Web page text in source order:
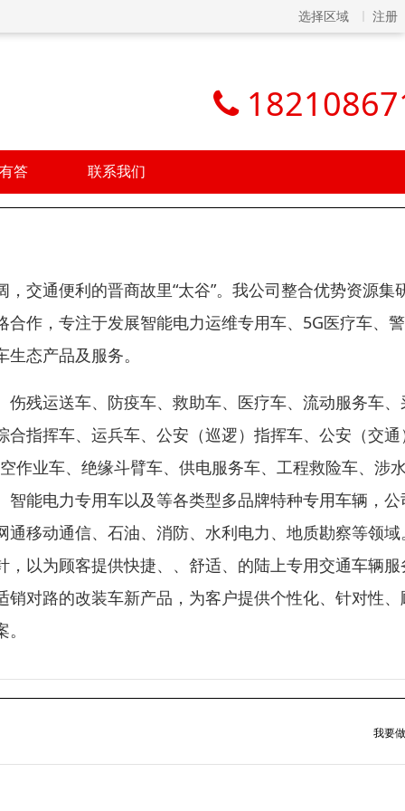
选择区域 注册
答 联系我们
交通便利的晋商故里“太谷”。我公司整合优势资源集
作，专注于发展智能电力运维专用车、5G医疗车、
态产品及服务。
残运送车、防疫车、救助车、医疗车、流动服务车、
指挥车、运兵车、公安（巡逻）指挥车、公安（交通
作业车、绝缘斗臂车、供电服务车、工程救险车、涉
能电力专用车以及等各类型多品牌特种专用车辆，公
移动通信、石油、消防、水利电力、地质勘察等领域
以为顾客提供快捷、、舒适、的陆上专用交通车辆服
对路的改装车新产品，为客户提供个性化、针对性、
我要